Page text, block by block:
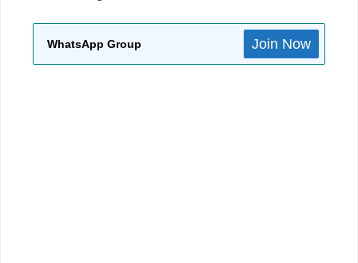
WhatsApp Group Join Now